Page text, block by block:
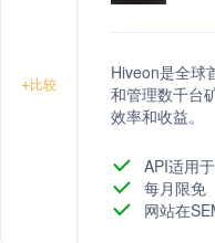
+比较
Hiveon是全球
和管理数千台
效率和收益。
API适用
每月限免
网站在